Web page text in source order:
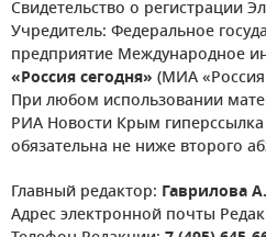
Свидетельство о регистрации
Учредитель: Федеральное
предприятие Международное
«Россия сегодня» (МИА «Россия
При любом использовании
РИА Новости Крым
обязательна не ниже второго
Главный редактор: Гаврилова
Адрес электронной почты